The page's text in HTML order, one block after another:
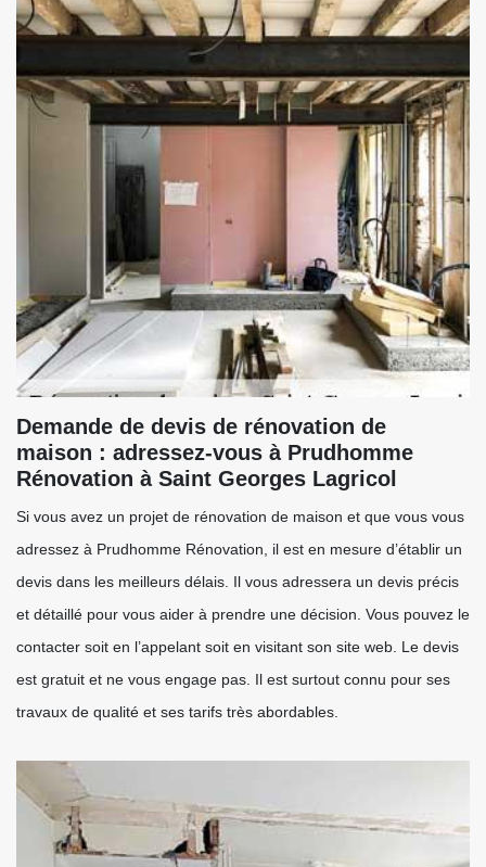
Demande de devis de rénovation de
maison : adressez-vous à Prudhomme
Rénovation à Saint Georges Lagricol
Si vous avez un projet de rénovation de maison et que vous vous
adressez à Prudhomme Rénovation, il est en mesure d’établir un
devis dans les meilleurs délais. Il vous adressera un devis précis
et détaillé pour vous aider à prendre une décision. Vous pouvez le
contacter soit en l’appelant soit en visitant son site web. Le devis
est gratuit et ne vous engage pas. Il est surtout connu pour ses
travaux de qualité et ses tarifs très abordables.